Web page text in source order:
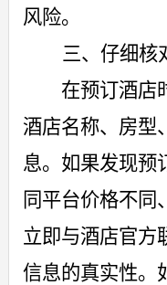
风险。
三、仔细核
在预订酒店
酒店名称、房型
息。如果发现预
同平台价格不同
立即与酒店官方
信息的真实性。